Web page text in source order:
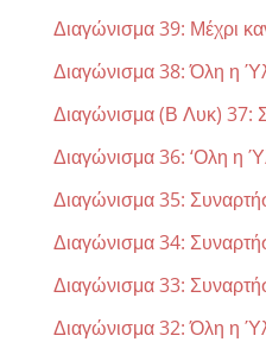
Διαγώνισμα 39: Μέχρι
Διαγώνισμα 38: Όλη η
Διαγώνισμα (Β Λυκ) 37:
Διαγώνισμα 36: ‘Ολη η
Διαγώνισμα 35:
Διαγώνισμα 34:
Διαγώνισμα 33:
Διαγώνισμα 32: Όλη η